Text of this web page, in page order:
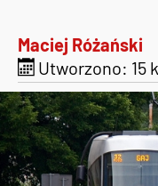
Maciej Różański
Utworzono: 15